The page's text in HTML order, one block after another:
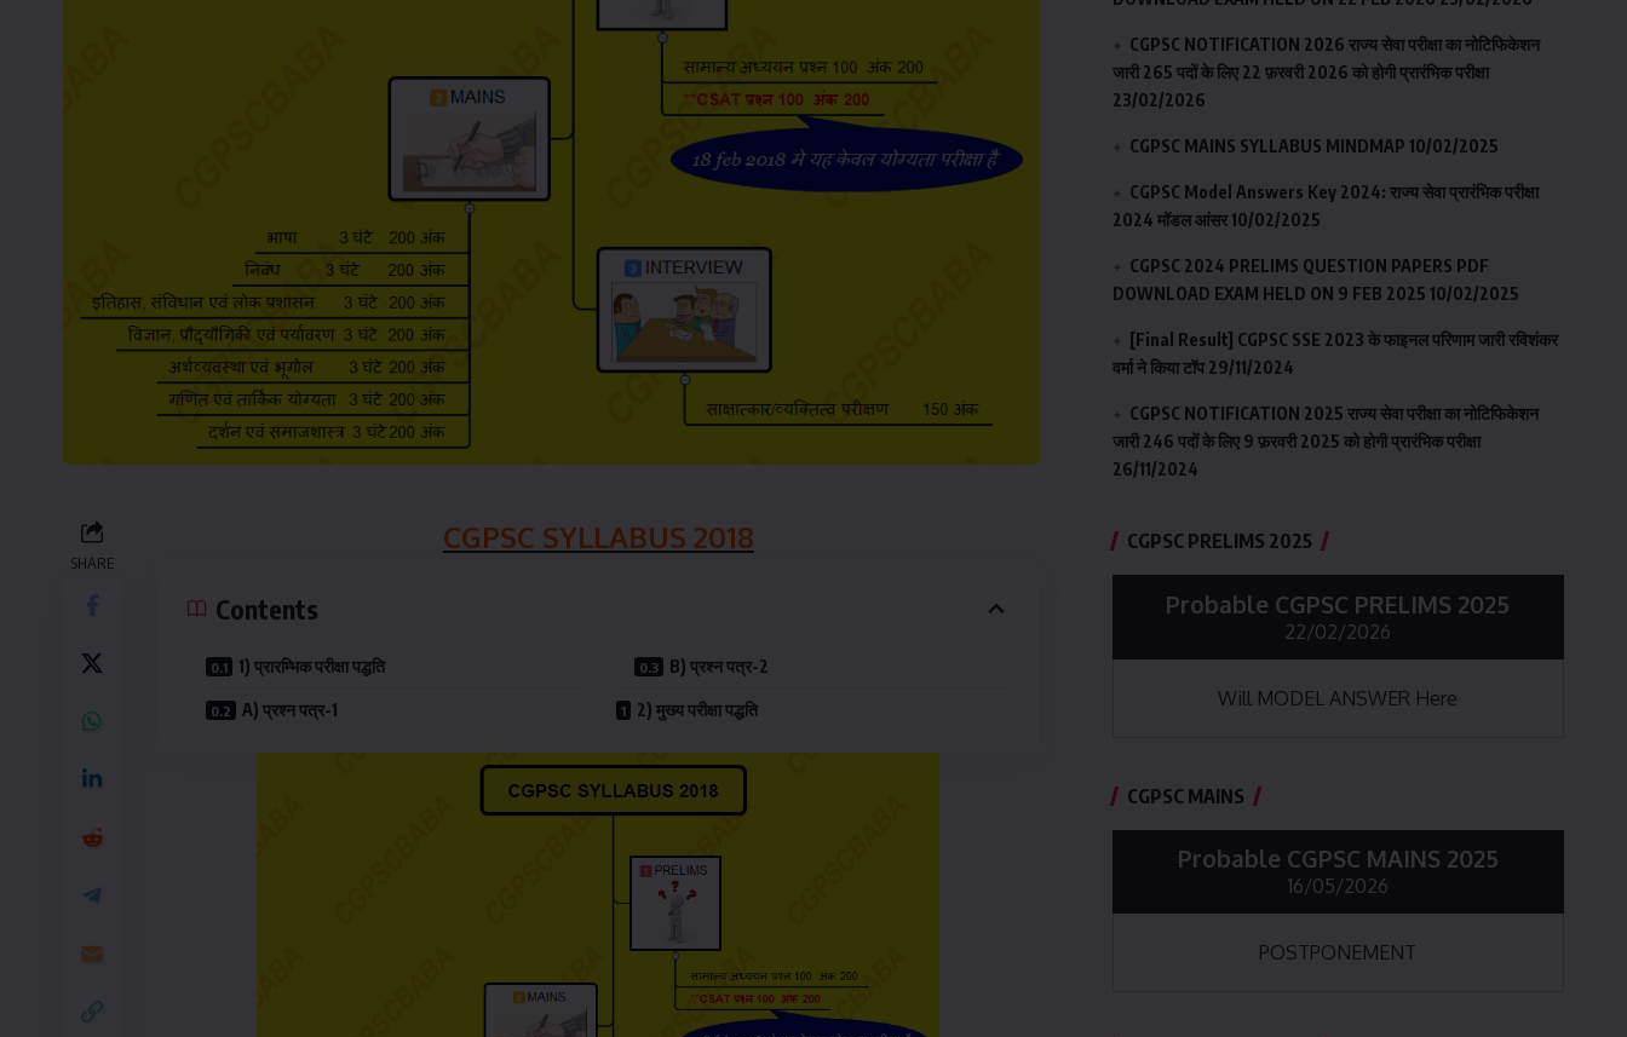
SHARE
CGPSC SYLLABUS 2018
Contents
1) प्रारम्भिक परीक्षा पद्धति
A) प्रश्न पत्र-1
B) प्रश्न पत्र-2
2) मुख्य परीक्षा पद्धति
CGPSC NOTIFICATION 2026 राज्य सेवा परीक्षा का नोटिफिकेशन
जारी 265 पदों के लिए 22 फ़रवरी 2026 को होगी प्रारंभिक परीक्षा
23/02/2026
CGPSC MAINS SYLLABUS MINDMAP 10/02/2025
CGPSC Model Answers Key 2024: राज्य सेवा प्रारंभिक परीक्षा
2024 मॉडल आंसर 10/02/2025
CGPSC 2024 PRELIMS QUESTION PAPERS PDF
DOWNLOAD EXAM HELD ON 9 FEB 2025 10/02/2025
[Final Result] CGPSC SSE 2023 के फाइनल परिणाम जारी रविशंकर
वर्मा ने किया टॉप 29/11/2024
CGPSC NOTIFICATION 2025 राज्य सेवा परीक्षा का नोटिफिकेशन
जारी 246 पदों के लिए 9 फ़रवरी 2025 को होगी प्रारंभिक परीक्षा
26/11/2024
CGPSC PRELIMS 2025
Probable CGPSC PRELIMS 2025
22/02/2026
Will MODEL ANSWER Here
CGPSC MAINS
Probable CGPSC MAINS 2025
16/05/2026
POSTPONEMENT